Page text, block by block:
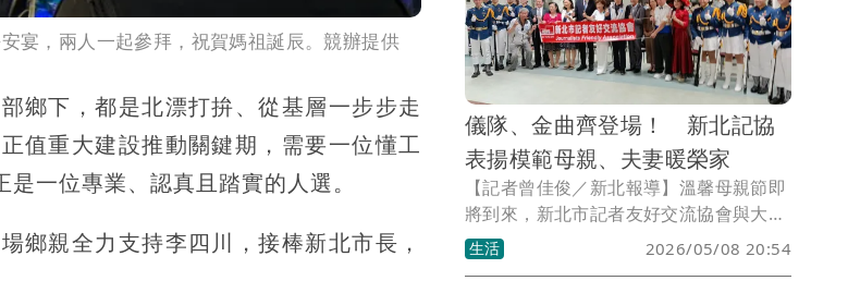
宴，兩人一起參拜，祝賀媽祖誕辰。競辦提供
鄉下，都是北漂打拚、從基層一步步走
值重大建設推動關鍵期，需要一位懂工
一位專業、認真且踏實的人選。
鄉親全力支持李四川，接棒新北市長，
儀隊、金曲齊登場！ 新北記協
表揚模範母親、夫妻暖榮家
【記者曾佳俊／新北報導】溫馨母親節即
將到來，新北市記者友好交流協會與大中
華記者友好交流協會今（8）日下午於板
橋榮家舉辦「模範母親、模範夫妻表揚暨
生活 2026/05/08 20:54